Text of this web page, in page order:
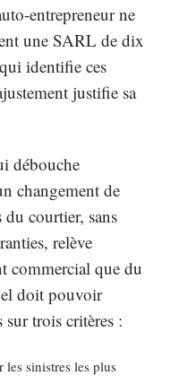
entrepreneur ne
une SARL de dix
identifie ces
justifie sa
débouche
changement de
du courtier, sans
relève
commercial que du
doit pouvoir
sur trois critères :
les sinistres les plus